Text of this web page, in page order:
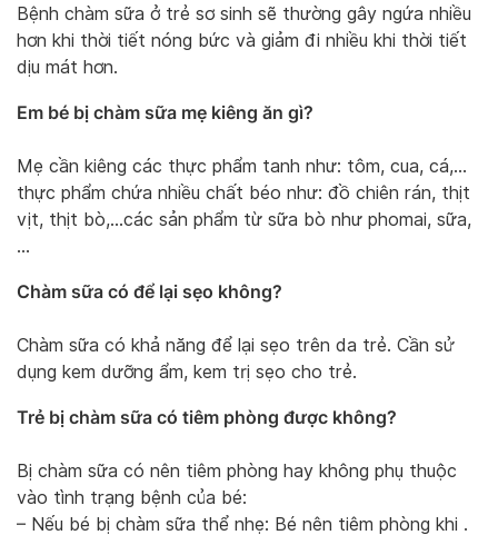
Bệnh chàm sữa ở trẻ sơ sinh sẽ thường gây ngứa nhiều
hơn khi thời tiết nóng bức và giảm đi nhiều khi thời tiết
dịu mát hơn.
Em bé bị chàm sữa mẹ kiêng ăn gì?
Mẹ cần kiêng các thực phẩm tanh như: tôm, cua, cá,…
thực phẩm chứa nhiều chất béo như: đồ chiên rán, thịt
vịt, thịt bò,…các sản phẩm từ sữa bò như phomai, sữa,
…
Chàm sữa có để lại sẹo không?
Chàm sữa có khả năng để lại sẹo trên da trẻ. Cần sử
dụng kem dưỡng ẩm, kem trị sẹo cho trẻ.
Trẻ bị chàm sữa có tiêm phòng được không?
Bị chàm sữa có nên tiêm phòng hay không phụ thuộc
vào tình trạng bệnh của bé:
– Nếu bé bị chàm sữa thể nhẹ: Bé nên tiêm phòng khi .